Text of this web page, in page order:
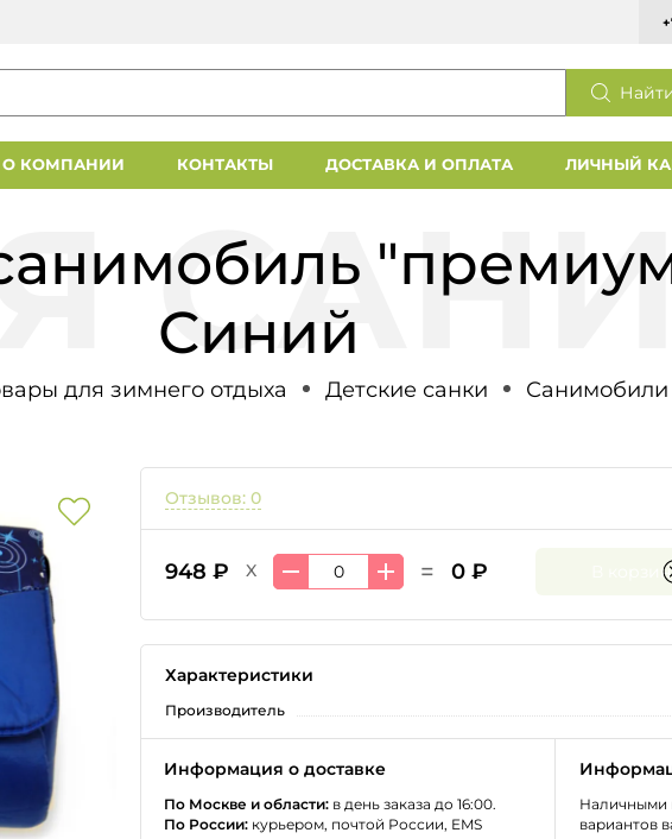
О КОМПАНИИ КОНТАКТЫ ДОСТАВКА И ОПЛАТА ЛИЧНЫЙ
Синий
для зимнего отдыха Детские санки Санимобили
Отзывов: 0
948 ₽ X = 0 ₽ В
Характеристики
Производитель
Информация о доставке
По Москве и области: в день заказа до 16:00.
По России: курьером, почтой России, EMS
Наличными
вариантов